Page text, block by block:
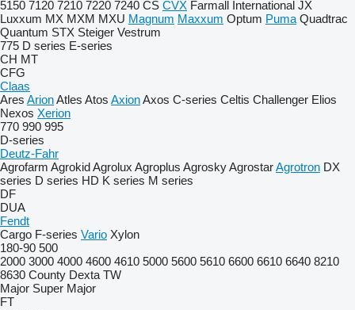
5150 7120 7210 7220 7240 CS CVX Farmall International JX
Luxxum MX MXM MXU Magnum Maxxum Optum Puma Quadtrac
Quantum STX Steiger Vestrum
775 D series E-series
CH MT
CFG
Claas
Ares ArionAtles Atos AxionAxos C-series Celtis Challenger Elios
Nexos Xerion
770 990 995
D-series
Deutz-Fahr
Agrofarm AgrokidAgrolux Agroplus AgroskyAgrostarAgrotron DX
series D series HD K series M series
DF
DUA
Fendt
Cargo F-series Vario Xylon
180-90 500
2000 3000 4000 4600 4610 5000 5600 5610 6600 6610 6640 8210
8630 County Dexta TW
Major Super Major
FT